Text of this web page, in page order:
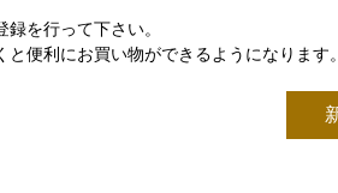
を行って下さい。
便利にお買い物ができるようになります。